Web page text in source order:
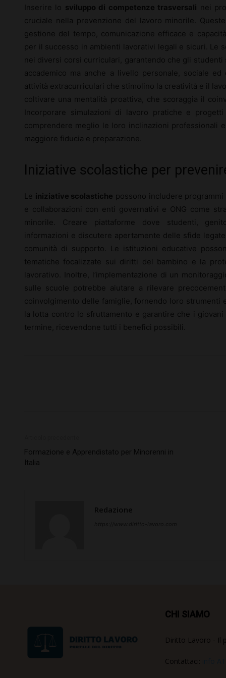
Inserire lo sviluppo di competenze trasversali nei
cruciale nella prevenzione del lavoro minorile.
gestione del tempo, comunicazione efficace e
per il successo in ambienti lavorativi legali e sicuri. Le
nei diversi corsi curriculari, garantendo che gli
accademico ma anche a livello personale, sociale
attività extracurriculari che stimolino la creatività e il
coltivare una mentalità proattiva, che scoraggia il
Incorporare simulazioni di lavoro pratiche e
comprendere meglio le loro inclinazioni professionali
maggiore fiducia e preparazione.
Iniziative scolastiche per
Le iniziative scolastiche possono includere
e collaborazioni con enti governativi e ONG come
minorile. Creare piattaforme dove studenti,
informazioni e discutere apertamente delle sfide
comunità di supporto. Le istituzioni educative
tematiche focalizzate sui diritti del bambino e la
lavorativo. Inoltre, l’implementazione di un
sulle scuole potrebbe aiutare a rilevare
coinvolgimento delle famiglie, fornendo loro strumenti
la lotta contro lo sfruttamento e garantire che i
termine, ricevendone tutti i benefici possibili.
Formazione e Apprendistato per Minorenni in
Italia
Redazione
CHI SIAMO
Diritto Lavoro - Il
Contattaci: